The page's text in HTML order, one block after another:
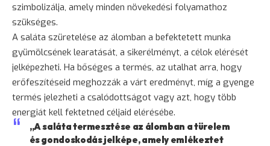
szimbolizálja, amely minden növekedési folyamathoz
szükséges.
A saláta szüretelése az álomban a befektetett munka
gyümölcsének learatását, a sikerélményt, a célok elérését
jelképezheti. Ha bőséges a termés, az utalhat arra, hogy
erőfeszítéseid meghozzák a várt eredményt, míg a gyenge
termés jelezheti a csalódottságot vagy azt, hogy több
energiát kell fektetned céljaid elérésébe.
„A saláta termesztése az álomban a türelem
és gondoskodás jelképe, amely emlékeztet